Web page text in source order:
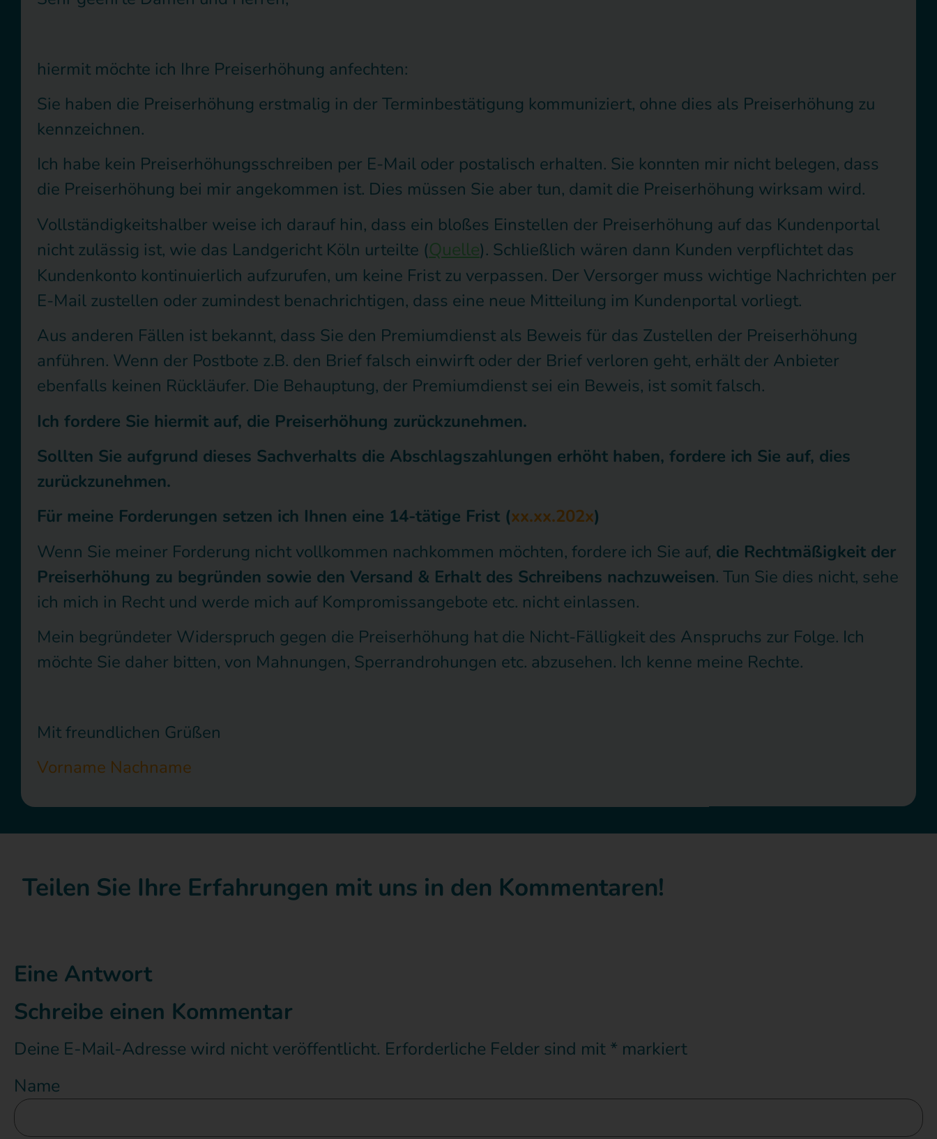
hiermit möchte ich Ihre Preiserhöhung anfechten:
Sie haben die Preiserhöhung erstmalig in der Terminbestätigung kommuniziert, ohne dies als Preiserhöhung zu
kennzeichnen.
Ich habe kein Preiserhöhungsschreiben per E-Mail oder postalisch erhalten. Sie konnten mir nicht belegen, dass
die Preiserhöhung bei mir angekommen ist. Dies müssen Sie aber tun, damit die Preiserhöhung wirksam wird.
Vollständigkeitshalber weise ich darauf hin, dass ein bloßes Einstellen der Preiserhöhung auf das Kundenportal
nicht zulässig ist, wie das Landgericht Köln urteilte (Quelle). Schließlich wären dann Kunden verpflichtet das
Kundenkonto kontinuierlich aufzurufen, um keine Frist zu verpassen. Der Versorger muss wichtige Nachrichten per
E-Mail zustellen oder zumindest benachrichtigen, dass eine neue Mitteilung im Kundenportal vorliegt.
Aus anderen Fällen ist bekannt, dass Sie den Premiumdienst als Beweis für das Zustellen der Preiserhöhung
anführen. Wenn der Postbote z.B. den Brief falsch einwirft oder der Brief verloren geht, erhält der Anbieter
ebenfalls keinen Rückläufer. Die Behauptung, der Premiumdienst sei ein Beweis, ist somit falsch.
Ich fordere Sie hiermit auf, die Preiserhöhung zurückzunehmen.
Sollten Sie aufgrund dieses Sachverhalts die Abschlagszahlungen erhöht haben, fordere ich Sie auf, dies
zurückzunehmen.
Für meine Forderungen setzen ich Ihnen eine 14-tätige Frist (xx.xx.202x)
Wenn Sie meiner Forderung nicht vollkommen nachkommen möchten, fordere ich Sie auf, die Rechtmäßigkeit der
Preiserhöhung zu begründen sowie den Versand & Erhalt des Schreibens nachzuweisen. Tun Sie dies nicht, sehe
ich mich in Recht und werde mich auf Kompromissangebote etc. nicht einlassen.
Mein begründeter Widerspruch gegen die Preiserhöhung hat die Nicht-Fälligkeit des Anspruchs zur Folge. Ich
möchte Sie daher bitten, von Mahnungen, Sperrandrohungen etc. abzusehen. Ich kenne meine Rechte.
Mit freundlichen Grüßen
Vorname Nachname
Teilen Sie Ihre Erfahrungen mit uns in den Kommentaren!
Eine Antwort
Schreibe einen Kommentar
Deine E-Mail-Adresse wird nicht veröffentlicht. Erforderliche Felder sind mit * markiert
Name